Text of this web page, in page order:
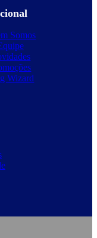
Somos
Wizard